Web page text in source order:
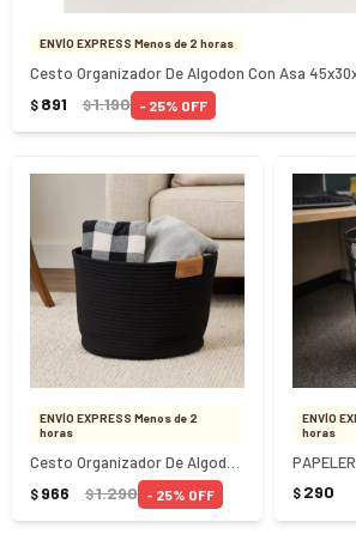
ENVÍO EXPRESS Menos de 2 horas
Cesto Organizador De Algodon Con Asa
$ 891 $1.190 25
ENVÍO EXPRESS Menos de 2
horas
$ 966 $1.290 25
ENVÍO
horas
$ 290